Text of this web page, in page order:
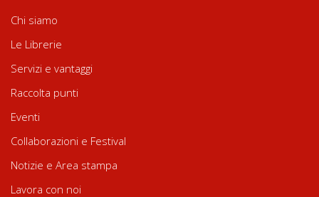
Chi siamo
Le Librerie
Servizi e vantaggi
Raccolta punti
Eventi
Collaborazioni e Festival
Notizie e Area stampa
Lavora con noi